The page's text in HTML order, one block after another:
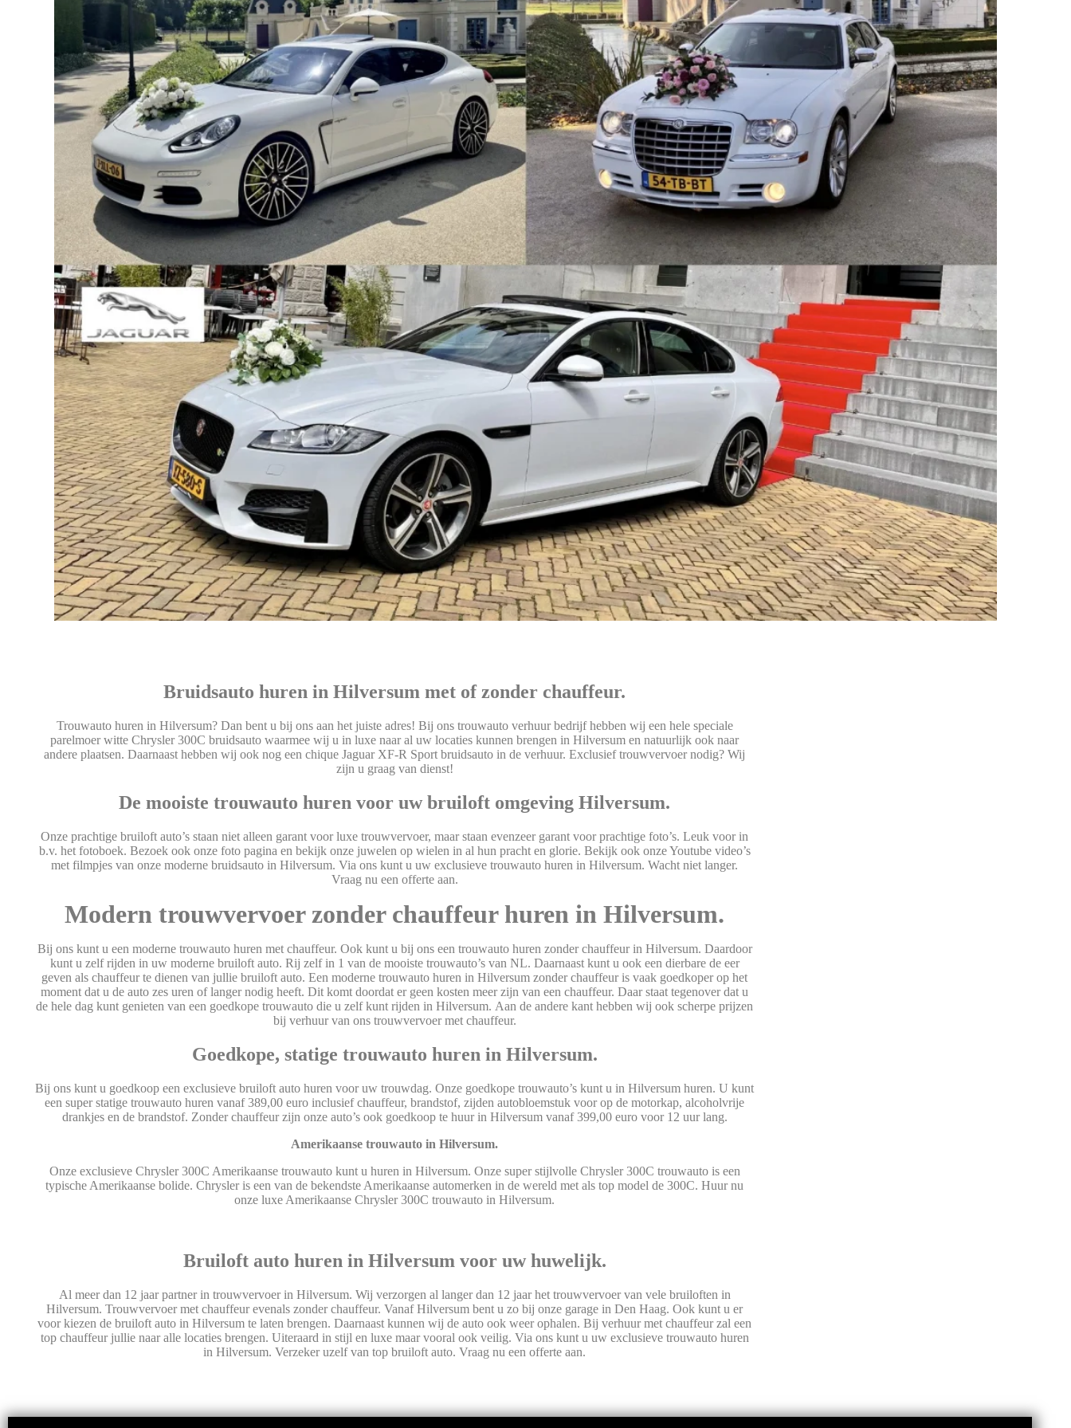
Bruidsauto huren in Hilversum met of zonder chauffeur.
Trouwauto huren in Hilversum? Dan bent u bij ons aan het juiste adres! Bij ons trouwauto verhuur bedrijf hebben wij een hele speciale
parelmoer witte Chrysler 300C bruidsauto waarmee wij u in luxe naar al uw locaties kunnen brengen in Hilversum en natuurlijk ook naar
andere plaatsen. Daarnaast hebben wij ook nog een chique Jaguar XF-R Sport bruidsauto in de verhuur. Exclusief trouwvervoer nodig? Wij
zijn u graag van dienst!
De mooiste trouwauto huren voor uw bruiloft omgeving Hilversum.
Onze prachtige bruiloft auto’s staan niet alleen garant voor luxe trouwvervoer, maar staan evenzeer garant voor prachtige foto’s. Leuk voor in
b.v. het fotoboek. Bezoek ook onze foto pagina en bekijk onze juwelen op wielen in al hun pracht en glorie. Bekijk ook onze Youtube video’s
met filmpjes van onze moderne bruidsauto in Hilversum. Via ons kunt u uw exclusieve trouwauto huren in Hilversum. Wacht niet langer.
Vraag nu een offerte aan.
Modern trouwvervoer zonder chauffeur huren in Hilversum.
Bij ons kunt u een moderne trouwauto huren met chauffeur. Ook kunt u bij ons een trouwauto huren zonder chauffeur in Hilversum. Daardoor
kunt u zelf rijden in uw moderne bruiloft auto. Rij zelf in 1 van de mooiste trouwauto’s van NL. Daarnaast kunt u ook een dierbare de eer
geven als chauffeur te dienen van jullie bruiloft auto. Een moderne trouwauto huren in Hilversum zonder chauffeur is vaak goedkoper op het
moment dat u de auto zes uren of langer nodig heeft. Dit komt doordat er geen kosten meer zijn van een chauffeur. Daar staat tegenover dat u
de hele dag kunt genieten van een goedkope trouwauto die u zelf kunt rijden in Hilversum. Aan de andere kant hebben wij ook scherpe prijzen
bij verhuur van ons trouwvervoer met chauffeur.
Goedkope, statige trouwauto huren in Hilversum.
Bij ons kunt u goedkoop een exclusieve bruiloft auto huren voor uw trouwdag. Onze goedkope trouwauto’s kunt u in Hilversum huren. U kunt
een super statige trouwauto huren vanaf 389,00 euro inclusief chauffeur, brandstof, zijden autobloemstuk voor op de motorkap, alcoholvrije
drankjes en de brandstof. Zonder chauffeur zijn onze auto’s ook goedkoop te huur in Hilversum vanaf 399,00 euro voor 12 uur lang.
Amerikaanse trouwauto in Hilversum.
Onze exclusieve Chrysler 300C Amerikaanse trouwauto kunt u huren in Hilversum. Onze super stijlvolle Chrysler 300C trouwauto is een
typische Amerikaanse bolide. Chrysler is een van de bekendste Amerikaanse automerken in de wereld met als top model de 300C. Huur nu
onze luxe Amerikaanse Chrysler 300C trouwauto in Hilversum.
Bruiloft auto huren in Hilversum voor uw huwelijk.
Al meer dan 12 jaar partner in trouwvervoer in Hilversum. Wij verzorgen al langer dan 12 jaar het trouwvervoer van vele bruiloften in
Hilversum. Trouwvervoer met chauffeur evenals zonder chauffeur. Vanaf Hilversum bent u zo bij onze garage in Den Haag. Ook kunt u er
voor kiezen de bruiloft auto in Hilversum te laten brengen. Daarnaast kunnen wij de auto ook weer ophalen. Bij verhuur met chauffeur zal een
top chauffeur jullie naar alle locaties brengen. Uiteraard in stijl en luxe maar vooral ook veilig. Via ons kunt u uw exclusieve trouwauto huren
in Hilversum. Verzeker uzelf van top bruiloft auto. Vraag nu een offerte aan.